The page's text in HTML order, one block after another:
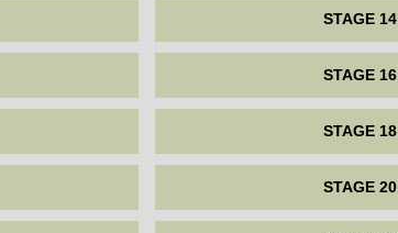
STAGE 14
STAGE 16
STAGE 18
STAGE 20